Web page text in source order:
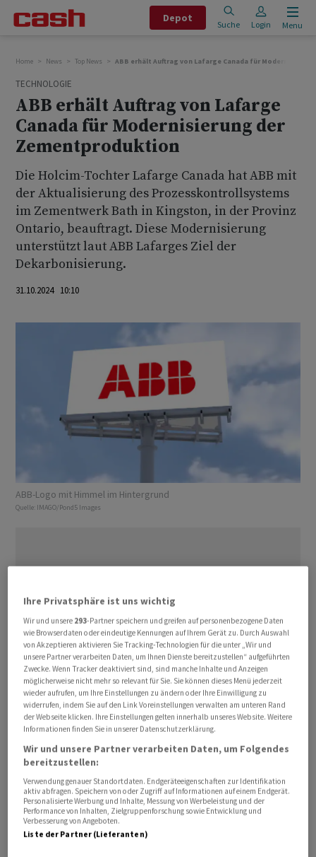
Depot
Suche Login Menu
Home News Top News ABB erhält Auftrag von Lafarge Canada für
TECHNOLOGIE
ABB erhält Auftrag von Lafarge
Canada für Modernisierung der
Zementproduktion
Die Holcim-Tochter Lafarge Canada hat ABB mit
der Aktualisierung des Prozesskontrollsystems
im Zementwerk Bath in Kingston, in der Provinz
Ontario, beauftragt. Diese Modernisierung
unterstützt laut ABB Lafarges Ziel der
Dekarbonisierung.
31.10.2024 10:10
ABB-Logo mit Himmel im Hintergrund
Quelle: IMAGO/Pond5 Images
Der Schweizer Technologiekonzern wird das
System 800xA implementieren, das verbesserte
Kontrolle und Sichtbarkeit über die Prozesse bietet.
Das Zementwerk produziert bereits jährlich über eine
Million Tonnen des Zements OneCem mit geringerem
Ihre Privatsphäre ist uns wichtig
Wir und unsere 293-Partner speichern und greifen auf personenbezogene Daten
wie Browserdaten oder eindeutige Kennungen auf Ihrem Gerät zu. Durch Auswahl
von Akzeptieren aktivieren Sie Tracking-Technologien für die unter „Wir und
unsere Partner verarbeiten Daten, um Ihnen Dienste bereitzustellen“ aufgeführten
Zwecke. Wenn Tracker deaktiviert sind, sind manche Inhalte und Anzeigen
möglicherweise nicht mehr so relevant für Sie. Sie können dieses Menü jederzeit
wieder aufrufen, um Ihre Einstellungen zu ändern oder Ihre Einwilligung zu
widerrufen, indem Sie auf den Link Voreinstellungen verwalten am unteren Rand
der Webseite klicken. Ihre Einstellungen gelten innerhalb unseres Website. Weitere
Informationen finden Sie in unserer Datenschutzerklärung.
Wir und unsere Partner verarbeiten Daten, um Folgendes
bereitzustellen:
Verwendung genauer Standortdaten. Endgeräteeigenschaften zur Identifikation
aktiv abfragen. Speichern von oder Zugriff auf Informationen auf einem Endgerät.
Personalisierte Werbung und Inhalte, Messung von Werbeleistung und der
Performance von Inhalten, Zielgruppenforschung sowie Entwicklung und
Verbesserung von Angeboten.
Liste der Partner (Lieferanten)